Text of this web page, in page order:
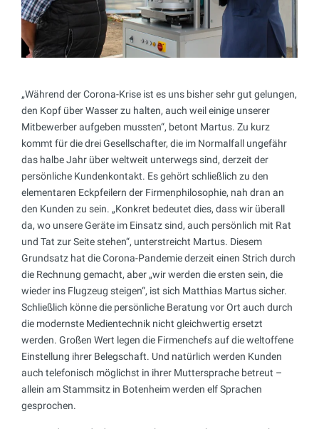
„Während der Corona-Krise ist es uns bisher sehr gut gelungen,
den Kopf über Wasser zu halten, auch weil einige unserer
Mitbewerber aufgeben mussten“, betont Martus. Zu kurz
kommt für die drei Gesellschafter, die im Normalfall ungefähr
das halbe Jahr über weltweit unterwegs sind, derzeit der
persönliche Kundenkontakt. Es gehört schließlich zu den
elementaren Eckpfeilern der Firmenphilosophie, nah dran an
den Kunden zu sein. „Konkret bedeutet dies, dass wir überall
da, wo unsere Geräte im Einsatz sind, auch persönlich mit Rat
und Tat zur Seite stehen“, unterstreicht Martus. Diesem
Grundsatz hat die Corona-Pandemie derzeit einen Strich durch
die Rechnung gemacht, aber „wir werden die ersten sein, die
wieder ins Flugzeug steigen“, ist sich Matthias Martus sicher.
Schließlich könne die persönliche Beratung vor Ort auch durch
die modernste Medientechnik nicht gleichwertig ersetzt
werden. Großen Wert legen die Firmenchefs auf die weltoffene
Einstellung ihrer Belegschaft. Und natürlich werden Kunden
auch telefonisch möglichst in ihrer Muttersprache betreut –
allein am Stammsitz in Botenheim werden elf Sprachen
gesprochen.